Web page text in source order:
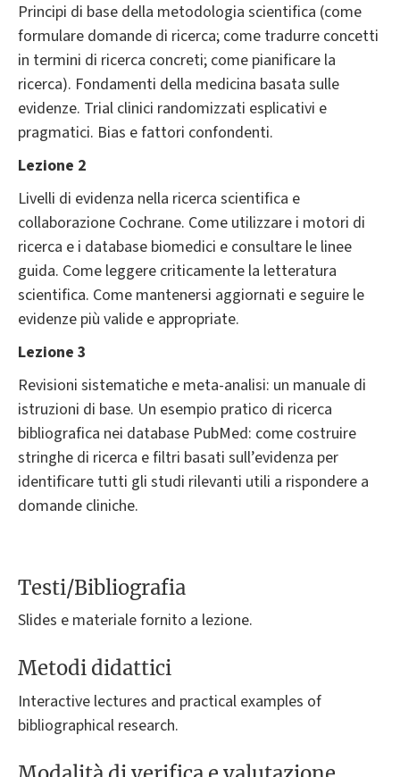
Principi di base della metodologia scientifica (come
formulare domande di ricerca; come tradurre concetti
in termini di ricerca concreti; come pianificare la
ricerca). Fondamenti della medicina basata sulle
evidenze. Trial clinici randomizzati esplicativi e
pragmatici. Bias e fattori confondenti.
Lezione 2
Livelli di evidenza nella ricerca scientifica e
collaborazione Cochrane. Come utilizzare i motori di
ricerca e i database biomedici e consultare le linee
guida. Come leggere criticamente la letteratura
scientifica. Come mantenersi aggiornati e seguire le
evidenze più valide e appropriate.
Lezione 3
Revisioni sistematiche e meta-analisi: un manuale di
istruzioni di base. Un esempio pratico di ricerca
bibliografica nei database PubMed: come costruire
stringhe di ricerca e filtri basati sull’evidenza per
identificare tutti gli studi rilevanti utili a rispondere a
domande cliniche.
Testi/Bibliografia
Slides e materiale fornito a lezione.
Metodi didattici
Interactive lectures and practical examples of
bibliographical research.